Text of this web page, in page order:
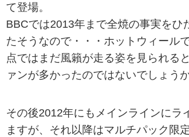
て登場。
BBCでは2013年まで全焼の事実をひ
たそうなので・・・ホットウィール
点ではまだ風籟が走る姿を見られる
ァンが多かったのではないでしょうか
その後2012年にもメインラインにラ
ますが、それ以降はマルチパック限